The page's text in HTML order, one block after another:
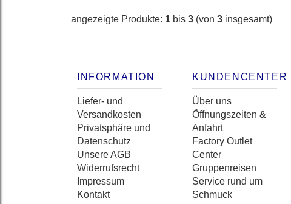
angezeigte Produkte: 1 bis 3 (von 3 insgesamt)
INFORMATION
Liefer- und
Versandkosten
Privatsphäre und
Datenschutz
Unsere AGB
Widerrufsrecht
Impressum
Kontakt
KUNDENCENTER
Über uns
Öffnungszeiten &
Anfahrt
Factory Outlet
Center
Gruppenreisen
Service rund um
Schmuck